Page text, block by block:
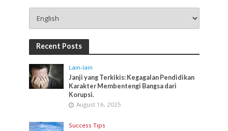
Recent Posts
Lain-lain
Janji yang Terkikis: Kegagalan Pendidikan
Karakter Membentengi Bangsa dari
Korupsi.
August 16, 2025
Success Tips